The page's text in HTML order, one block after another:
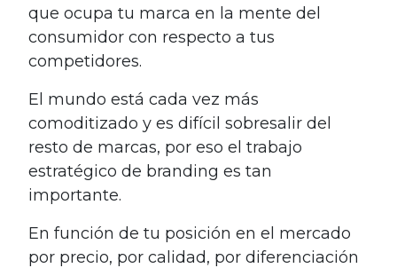
que ocupa tu marca en la mente del
consumidor con respecto a tus
competidores.
El mundo está cada vez más
comoditizado y es difícil sobresalir del
resto de marcas, por eso el trabajo
estratégico de branding es tan
importante.
En función de tu posición en el mercado
por precio, por calidad, por diferenciación